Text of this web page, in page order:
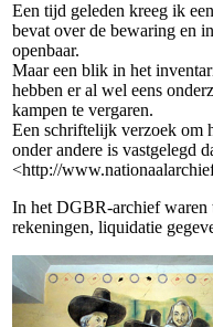
Een tijd geleden kreeg ik
bevat over de bewaring en
openbaar.
Maar een blik in het
hebben er al wel eens
kampen te vergaren.
Een schriftelijk verzoek om
onder andere is vastgelegd
<http://
In het DGBR-archief waren
rekeningen, liquidatie